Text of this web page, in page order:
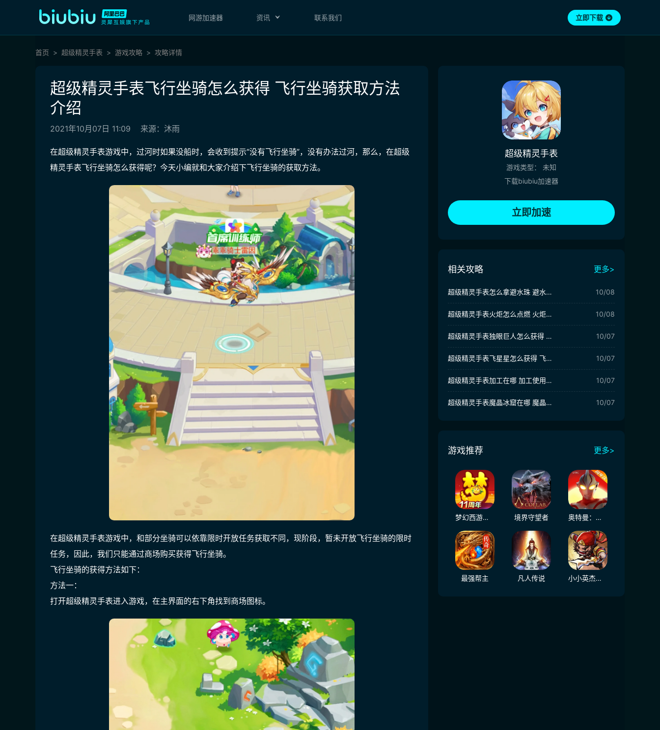
网游加速器 资讯 联系我们 立即下载
首页 超级精灵手表 游戏攻略 攻略详情
超级精灵手表飞行坐骑怎么获得 飞行坐骑获取方法
介绍
2021年10月07日 11:09 来源：沐雨
在超级精灵手表游戏中，过河时如果没船时，会收到提示“没有飞行坐骑”，没有办法过河，那么，在超级
精灵手表飞行坐骑怎么获得呢？今天小编就和大家介绍下飞行坐骑的获取方法。
在超级精灵手表游戏中，和部分坐骑可以依靠限时开放任务获取不同，现阶段，暂未开放飞行坐骑的限时
任务，因此，我们只能通过商场购买获得飞行坐骑。
飞行坐骑的获得方法如下：
方法一：
打开超级精灵手表进入游戏，在主界面的右下角找到商场图标。
超级精灵手表
游戏类型：
未知
下载biubiu加速器
立即加速
相关攻略 更多>
超级精灵手表怎么拿避水珠 避水珠获取方法介绍 10/08
超级精灵手表火炬怎么点燃 火炬点燃方法介绍 10/08
超级精灵手表独眼巨人怎么获得 独眼巨人获得攻略 10/07
超级精灵手表飞星星怎么获得 飞星星精灵获取方法介绍 10/07
超级精灵手表加工在哪 加工使用攻略 10/07
超级精灵手表魔晶冰窟在哪 魔晶冰窟位置分享 10/07
游戏推荐 更多>
梦幻西游（大陆服） 境界守望者 奥特曼：超时空英雄
最强帮主 凡人传说 小小英杰：合战天下